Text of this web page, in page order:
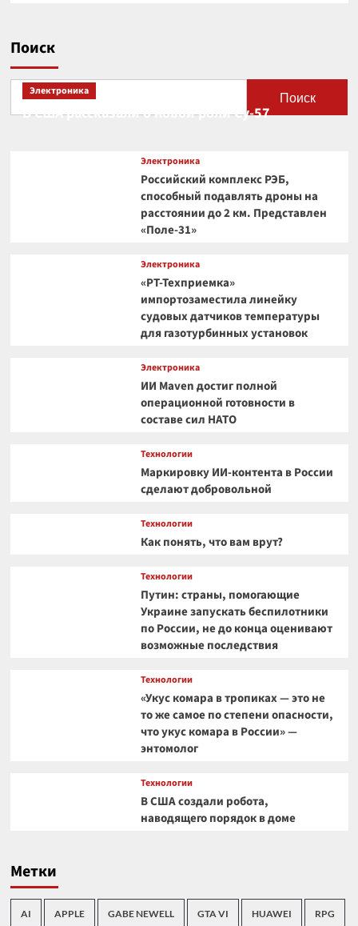
Поиск
Поиск
Электроника
В США рассказали о новой роли Су-57
Электроника
Российский комплекс РЭБ,
способный подавлять дроны на
расстоянии до 2 км. Представлен
«Поле-31»
Электроника
«РТ-Техприемка»
импортозаместила линейку
судовых датчиков температуры
для газотурбинных установок
Электроника
ИИ Maven достиг полной
операционной готовности в
составе сил НАТО
Технологии
Маркировку ИИ-контента в России
сделают добровольной
Технологии
Как понять, что вам врут?
Технологии
Путин: страны, помогающие
Украине запускать беспилотники
по России, не до конца оценивают
возможные последствия
Технологии
«Укус комара в тропиках — это не
то же самое по степени опасности,
что укус комара в России» —
энтомолог
Технологии
В США создали робота,
наводящего порядок в доме
Метки
AI APPLE GABE NEWELL GTA VI HUAWEI RPG